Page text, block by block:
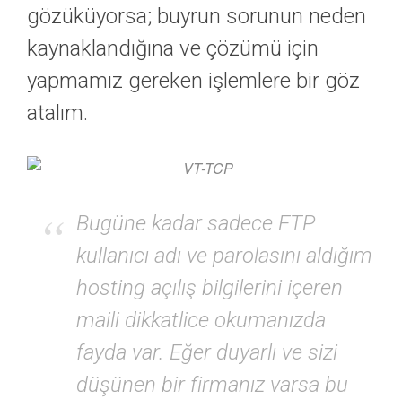
gözüküyorsa; buyrun sorunun neden
kaynaklandığına ve çözümü için
yapmamız gereken işlemlere bir göz
atalım.
Bugüne kadar sadece FTP
kullanıcı adı ve parolasını aldığım
hosting açılış bilgilerini içeren
maili dikkatlice okumanızda
fayda var. Eğer duyarlı ve sizi
düşünen bir firmanız varsa bu